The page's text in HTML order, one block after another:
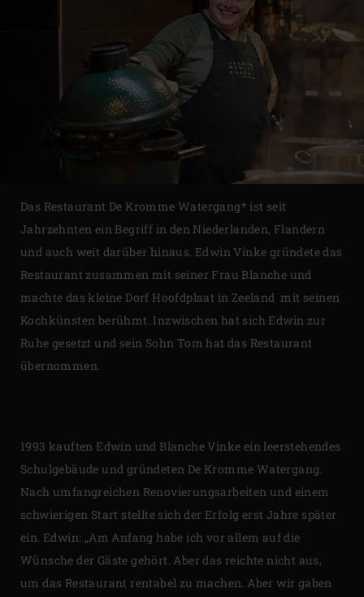
Das Restaurant De Kromme Watergang* ist seit
Jahrzehnten ein Begriff in den Niederlanden, Flandern
und auch weit darüber hinaus. Edwin Vinke gründete das
Restaurant zusammen mit seiner Frau Blanche und
machte das kleine Dorf Hoofdplaat in Zeeland mit seinen
Kochkünsten berühmt. Inzwischen hat sich Edwin zur
Ruhe gesetzt und sein Sohn Tom hat das Restaurant
übernommen.
1993 kauften Edwin und Blanche Vinke ein leerstehendes
Schulgebäude und gründeten De Kromme Watergang.
Nach umfangreichen Renovierungsarbeiten und einem
schwierigen Start stellte sich der Erfolg erst Jahre später
ein. Edwin: „Am Anfang habe ich vor allem auf die
Wünsche der Gäste gehört. Aber das reichte nicht aus,
um das Restaurant rentabel zu machen. Aber wir gaben